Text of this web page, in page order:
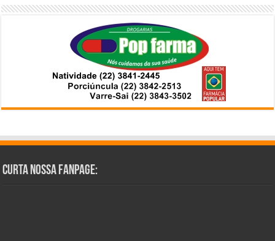
Curta Nossa Fanpage: